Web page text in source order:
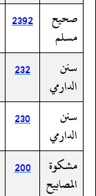
صحيح
مسلم
2392
سنن
الدارمي
232
سنن
الدارمي
230
مشكوة
المصابيح
200